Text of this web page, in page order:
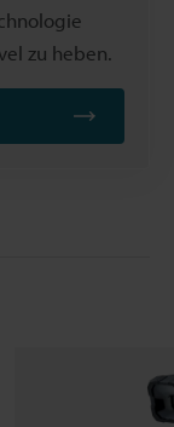
zu heben.